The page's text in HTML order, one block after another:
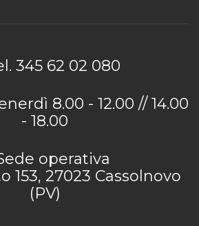
345 62 02 080
8.00 - 12.00 // 14.00
- 18.00
operativa
153, 27023 Cassolnovo
(PV)